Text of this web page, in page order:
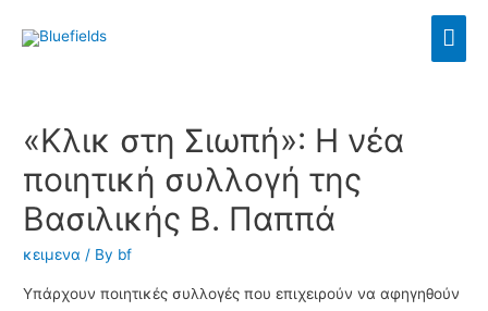
«Κλικ στη Σιωπή»: Η νέα
ποιητική συλλογή της
Βασιλικής Β. Παππά
κειμενα / By bf
Υπάρχουν ποιητικές συλλογές που επιχειρούν να αφηγηθούν